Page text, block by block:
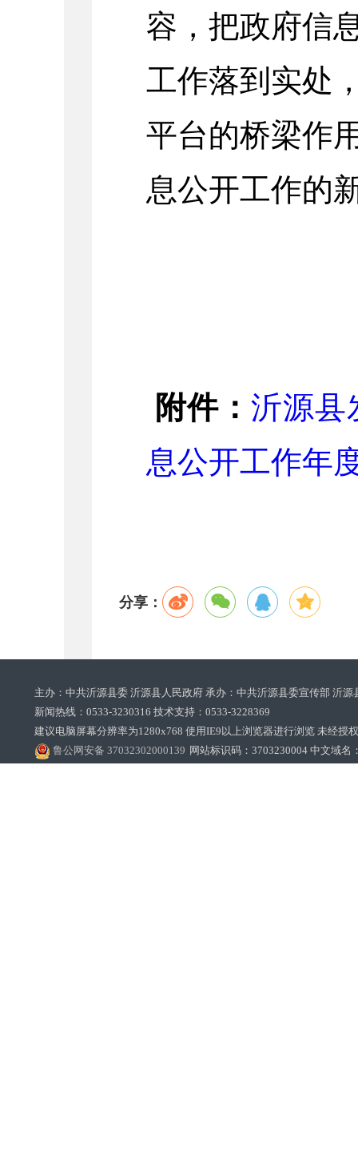
容，把政府信
工作落到实处
平台的桥梁作
息公开
附件：沂源县
息公开工作年
分享：
主办：中共沂源县委 沂源县人民政府 承办：中共沂源县委宣传部 沂
新闻热线：0533-3230316 技术支持：0533-3228369‌‌
建议电脑屏幕分辨率为1280x768 使用IE9以上浏览器进行浏览 未经授
鲁公网安备 37032302000139 网站标识码：3703230004 中文域名